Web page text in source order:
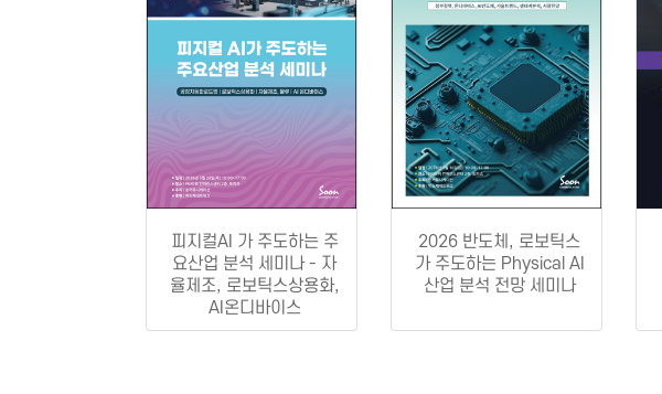
피지컬AI 가 주도하는 주
요산업 분석 세미나 - 자
율제조, 로보틱스상용화,
AI온디바이스
2026 반도체, 로보틱스
가 주도하는 Physical AI
산업 분석 전망 세미나